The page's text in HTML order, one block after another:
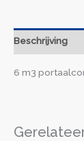
Beschrijving
6 m3